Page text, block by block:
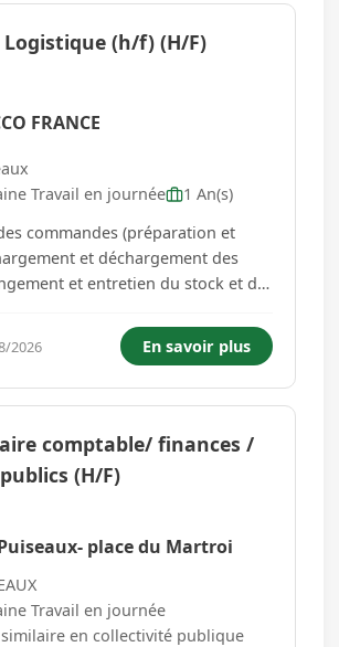
(h/f) (H/F)
FRANCE
Travail en journée
1 An(s)
commandes (préparation et
et déchargement des
et entretien du stock et du
Nettoyage, rangement Conduite
à l'aise ou
l'utilisation ...
2026 En savoir plus
comptable/ finances /
(H/F)
place du Martroi
Travail en journée
en collectivité publique